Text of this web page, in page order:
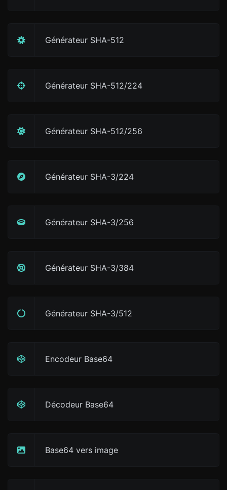
Générateur SHA-512
Générateur SHA-512/224
Générateur SHA-512/256
Générateur SHA-3/224
Générateur SHA-3/256
Générateur SHA-3/384
Générateur SHA-3/512
Encodeur Base64
Décodeur Base64
Base64 vers image